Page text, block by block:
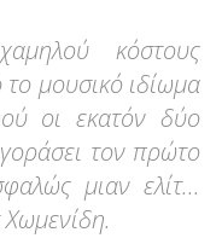
κόστους
μουσικό ιδίωμα
οι εκατόν δύο
τον πρώτο
μιαν ελίτ...